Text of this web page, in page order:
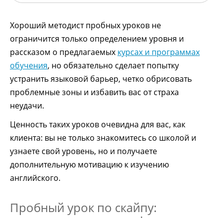
Хороший методист пробных уроков не
ограничится только определением уровня и
рассказом о предлагаемых курсах и программах
обучения, но обязательно сделает попытку
устранить языковой барьер, четко обрисовать
проблемные зоны и избавить вас от страха
неудачи.
Ценность таких уроков очевидна для вас, как
клиента: вы не только знакомитесь со школой и
узнаете свой уровень, но и получаете
дополнительную мотивацию к изучению
английского.
Пробный урок по скайпу: